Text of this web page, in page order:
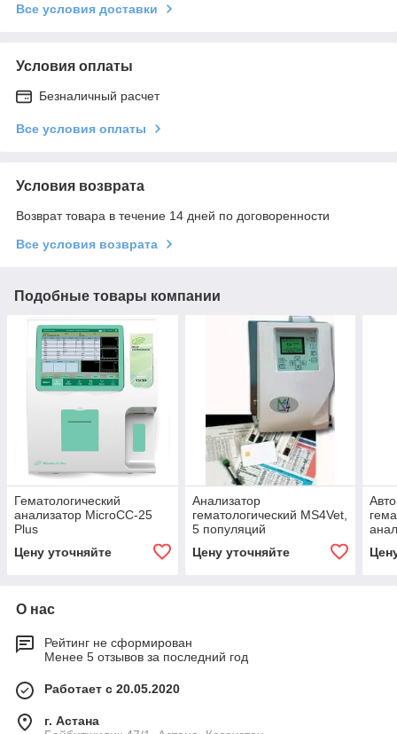
Все условия доставки
Условия оплаты
Безналичный расчет
Все условия оплаты
Условия возврата
Возврат товара в течение 14 дней по договоренности
Все условия возврата
Подобные товары компании
Гематологический
анализатор MicroCC-25
Plus
Цену уточняйте
Анализатор
гематологический MS4Vet,
5 популяций
Цену уточняйте
О нас
Рейтинг не сформирован
Менее 5 отзывов за последний год
Работает с 20.05.2020
г. Астана